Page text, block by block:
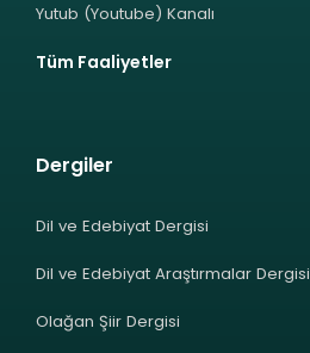
Yutub (Youtube) Kanalı
Tüm Faaliyetler
Dergiler
Dil ve Edebiyat Dergisi
Dil ve Edebiyat Araştırmalar Dergisi
Olağan Şiir Dergisi